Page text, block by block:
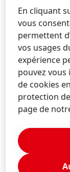
Notre
En cliquant
vous
permettent
vos usages
expérience
pouvez
de cookies
protection
page de